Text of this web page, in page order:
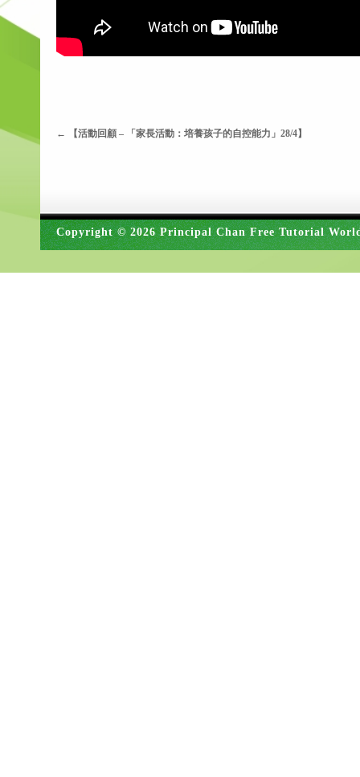
← 【活動回顧 – 「家長活動：培養孩子的自控能力」28/4】
Copyright © 2026 Principal Chan Free Tutorial